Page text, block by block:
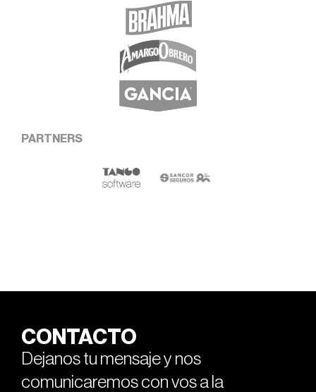
PARTNERS
CONTACTO
Dejanos tu mensaje y nos
comunicaremos con vos a la